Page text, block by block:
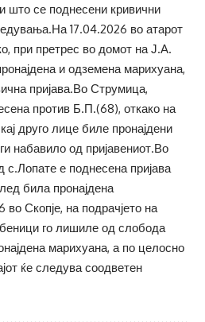
што се поднесени кривични
17.04.2026 во атарот
при претрес во домот на Ј.А.
и одземена марихуана,
пријава.Во Струмица,
против Б.П.(68), откако на
друго лице биле пронајдени
набавило од пријавениот.Во
е поднесена пријава
била пронајдена
Скопје, на подрачјето на
го лишиле од слобода
марихуана, а по целосно
ќе следува соодветен